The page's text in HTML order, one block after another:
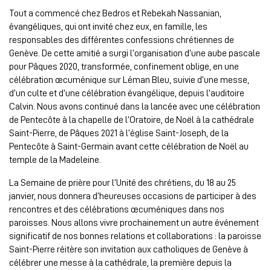
Tout a commencé chez Bedros et Rebekah Nassanian,
évangéliques, qui ont invité chez eux, en famille, les
responsables des différentes confessions chrétiennes de
Genève. De cette amitié a surgi l’organisation d’une aube pascale
pour Pâques 2020, transformée, confinement oblige, en une
célébration œcuménique sur Léman Bleu, suivie d’une messe,
d’un culte et d’une célébration évangélique, depuis l’auditoire
Calvin. Nous avons continué dans la lancée avec une célébration
de Pentecôte à la chapelle de l’Oratoire, de Noël à la cathédrale
Saint-Pierre, de Pâques 2021 à l’église Saint-Joseph, de la
Pentecôte à Saint-Germain avant cette célébration de Noël au
temple de la Madeleine.
La Semaine de prière pour l’Unité des chrétiens, du 18 au 25
janvier, nous donnera d’heureuses occasions de participer à des
rencontres et des célébrations œcuméniques dans nos
paroisses. Nous allons vivre prochainement un autre événement
significatif de nos bonnes relations et collaborations : la paroisse
Saint-Pierre réitère son invitation aux catholiques de Genève à
célébrer une messe à la cathédrale, la première depuis la